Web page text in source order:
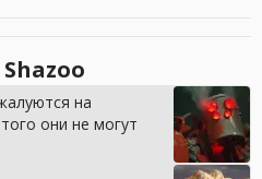
на
они не могут